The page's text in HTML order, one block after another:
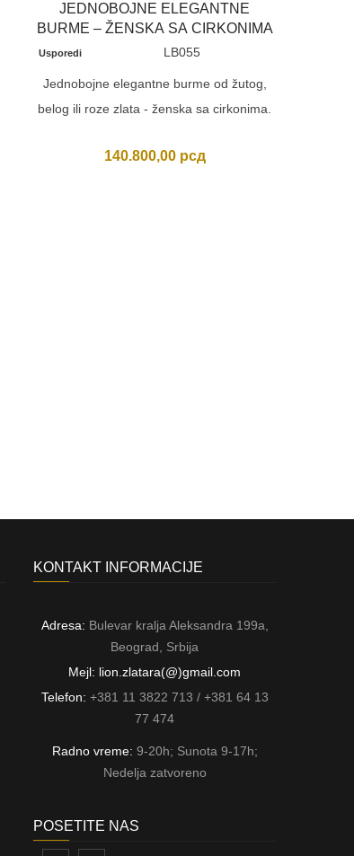
JEDNOBOJNE ELEGANTNE
BURME – ŽENSKA SA CIRKONIMA
Usporedi LB055
Jednobojne elegantne burme od žutog,
belog ili roze zlata - ženska sa cirkonima.
140.800,00 рсд
KONTAKT INFORMACIJE
Adresa: Bulevar kralja Aleksandra 199a,
Beograd, Srbija
Mejl: lion.zlatara(@)gmail.com
Telefon: +381 11 3822 713 / +381 64 13
77 474
Radno vreme: 9-20h; Sunota 9-17h;
Nedelja zatvoreno
POSETITE NAS